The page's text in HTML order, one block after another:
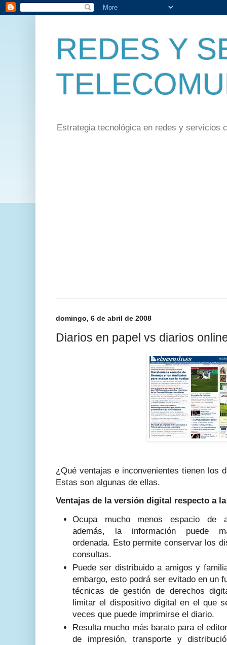
REDES Y
Estrategia tecnológica en redes y servicios
domingo, 6 de abril de 2008
Diarios en papel vs diarios
¿Qué ventajas e inconvenientes tienen los
Estas son algunas de ellas.
Ventajas de la versión digital respecto a
Ocupa mucho menos espacio de
además, la información puede
ordenada. Esto permite conservar los
consultas.
Puede ser distribuido a amigos y
embargo, esto podrá ser evitado en un
técnicas de gestión de derechos
limitar el dispositivo digital en el que
veces que puede imprimirse el diario.
Resulta mucho más barato para el
de impresión, transporte y